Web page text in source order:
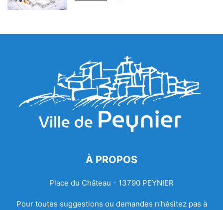
À PROPOS
Place du Château - 13790 PEYNIER
Pour toutes suggestions ou demandes n’hésitez pas à